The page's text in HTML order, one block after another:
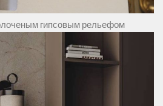
гипсовым рельефом